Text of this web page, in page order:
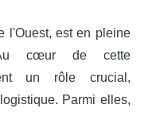
l'Ouest, est en pleine
Au cœur de cette
un rôle crucial,
Parmi elles,